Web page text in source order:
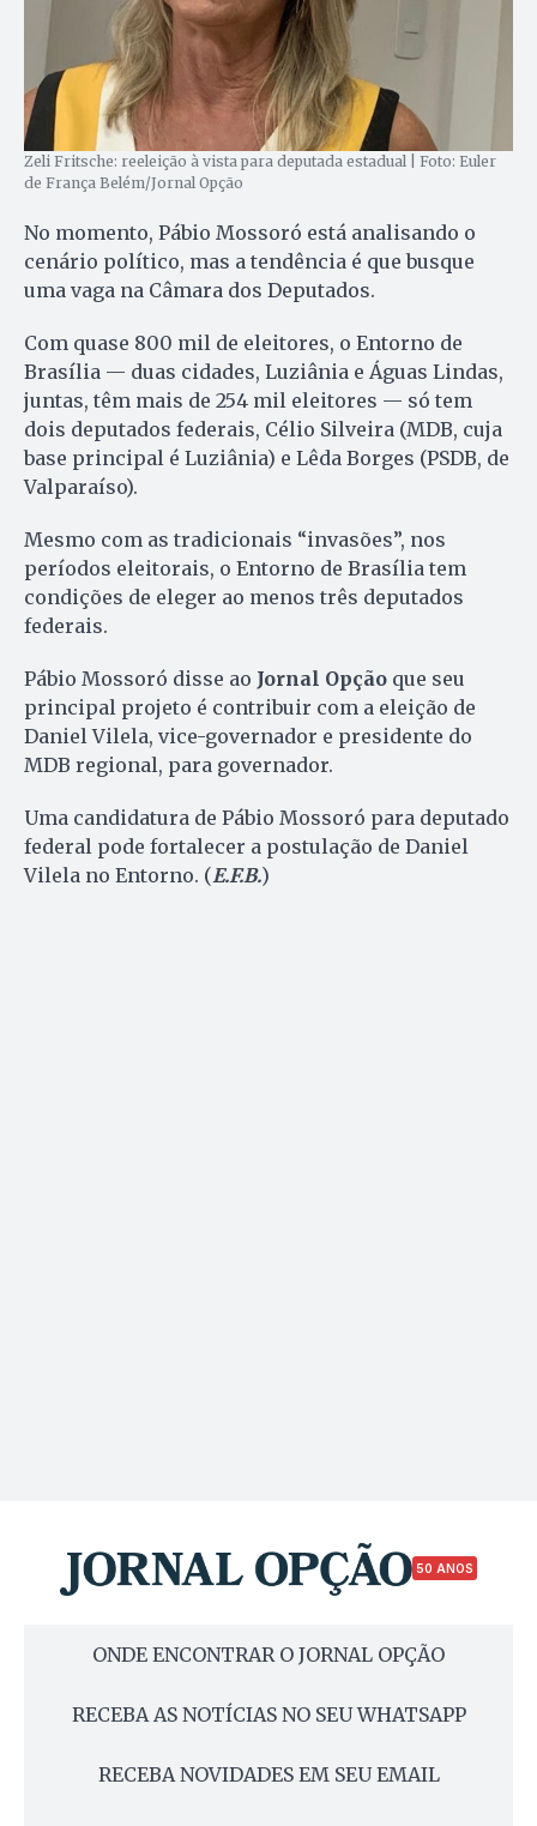
Zeli Fritsche: reeleição à vista para deputada estadual | Foto: Euler
de França Belém/Jornal Opção
No momento, Pábio Mossoró está analisando o
cenário político, mas a tendência é que busque
uma vaga na Câmara dos Deputados.
Com quase 800 mil de eleitores, o Entorno de
Brasília — duas cidades, Luziânia e Águas Lindas,
juntas, têm mais de 254 mil eleitores — só tem
dois deputados federais, Célio Silveira (MDB, cuja
base principal é Luziânia) e Lêda Borges (PSDB, de
Valparaíso).
Mesmo com as tradicionais “invasões”, nos
períodos eleitorais, o Entorno de Brasília tem
condições de eleger ao menos três deputados
federais.
Pábio Mossoró disse ao Jornal Opção que seu
principal projeto é contribuir com a eleição de
Daniel Vilela, vice-governador e presidente do
MDB regional, para governador.
Uma candidatura de Pábio Mossoró para deputado
federal pode fortalecer a postulação de Daniel
Vilela no Entorno. (E.F.B.)
50 ANOS
ONDE ENCONTRAR O JORNAL OPÇÃO
RECEBA AS NOTÍCIAS NO SEU WHATSAPP
RECEBA NOVIDADES EM SEU EMAIL